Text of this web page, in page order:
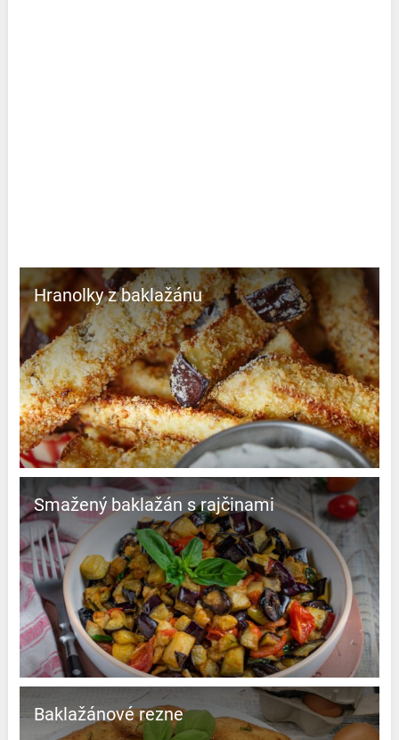
Hranolky z baklažánu
Smažený baklažán s rajčinami
Baklažánové rezne